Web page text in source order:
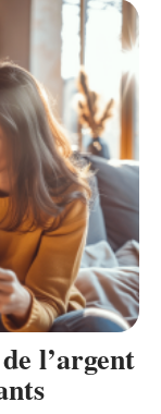
l’argent